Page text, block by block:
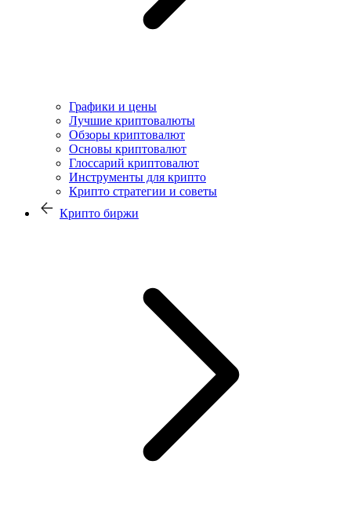
Графики и цены
Лучшие криптовалюты
Обзоры криптовалют
Основы криптовалют
Глоссарий криптовалют
Инструменты для крипто
Крипто стратегии и советы
Крипто биржи